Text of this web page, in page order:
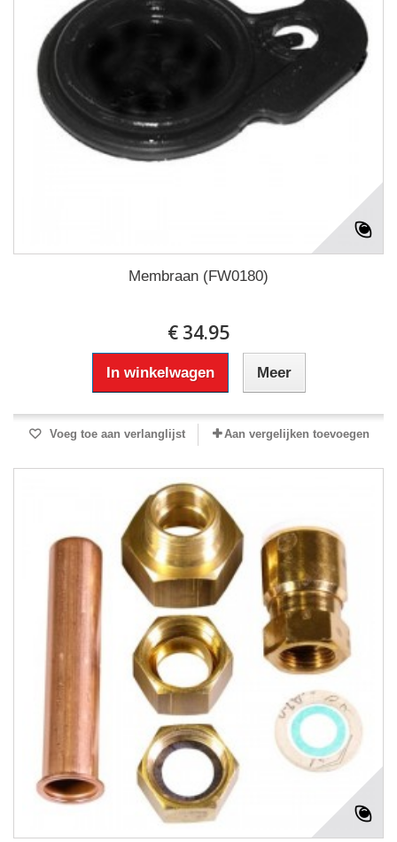
Membraan (FW0180)
€ 34.95
In winkelwagen Meer
Voeg toe aan verlanglijst Aan vergelijken toevoegen